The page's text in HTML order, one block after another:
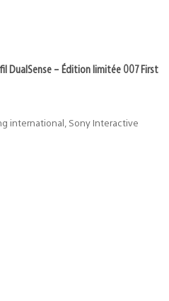
DualSense – Édition limitée 007 First
international, Sony Interactive